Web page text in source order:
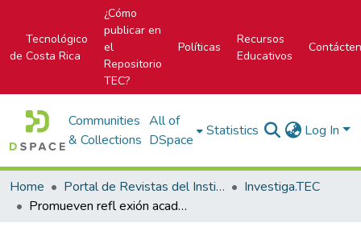
Tecnológico
de Costa Rica
¿Cómo
publicar en
el
Repositorio
TEC?
Políticas
Recursos
Educativos
Communities
& Collections
All of
DSpace
Statistics Log In
Home Portal de Revistas del Instituto Tecnológico de Costa Rica
Investiga.TEC
Promueven refl exión académica sobre carrera de turismo